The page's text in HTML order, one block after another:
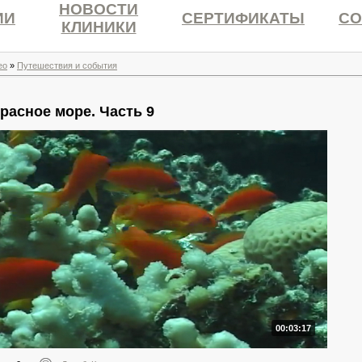
НОВОСТИ
КЛИНИКИ
СЕРТИФИКАТЫ
» Путешествия и события
море. Часть 9
00:03:17